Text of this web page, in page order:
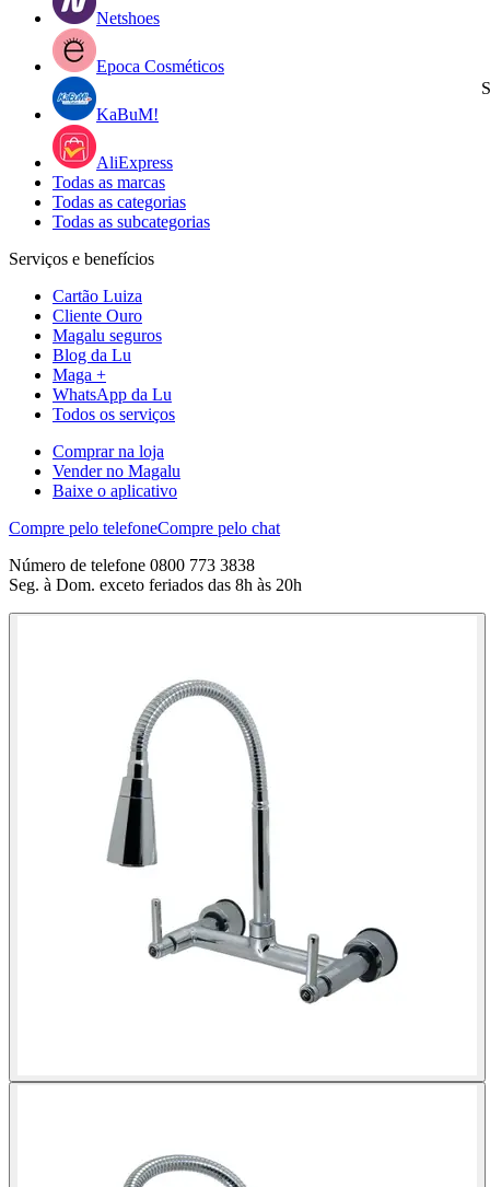
Netshoes
Epoca Cosméticos
KaBuM!
AliExpress
Todas as marcas
Todas as categorias
Todas as subcategorias
Serviços e benefícios
Cartão Luiza
Cliente Ouro
Magalu seguros
Blog da Lu
Maga +
WhatsApp da Lu
Todos os serviços
Comprar na loja
Vender no Magalu
Baixe o aplicativo
Compre pelo telefoneCompre pelo chat
Número de telefone 0800 773 3838
Seg. à Dom. exceto feriados das 8h às 20h